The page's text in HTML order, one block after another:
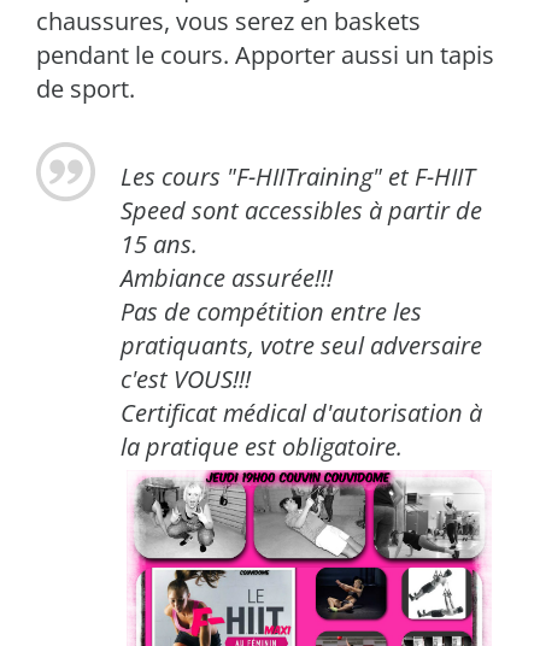
chaussures, vous serez en baskets
pendant le cours. Apporter aussi un tapis
de sport.
Les cours "F-HIITraining" et F-HIIT
Speed sont accessibles à partir de
15 ans.
Ambiance assurée!!!
Pas de compétition entre les
pratiquants, votre seul adversaire
c'est VOUS!!!
Certificat médical d'autorisation à
la pratique est obligatoire.